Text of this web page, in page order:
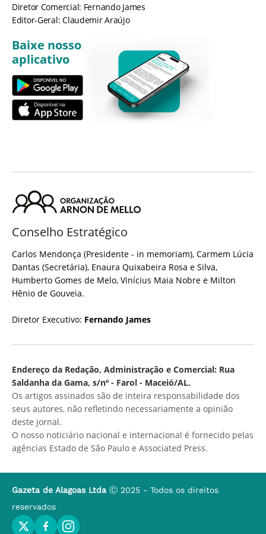
Diretor Comercial: Fernando James
Editor-Geral: Claudemir Araújo
Baixe nosso
aplicativo
Conselho Estratégico
Carlos Mendonça (Presidente - in memoriam), Carmem Lúcia
Dantas (Secretária), Enaura Quixabeira Rosa e Silva,
Humberto Gomes de Melo, Vinícius Maia Nobre e Milton
Hênio de Gouveia.
Diretor Executivo: Fernando James
Endereço da Redação, Administração e Comercial: Rua
Saldanha da Gama, s/nº - Farol - Maceió/AL.
Os artigos assinados são de inteira responsabilidade dos
seus autores, não refletindo necessariamente a opinião
deste jornal.
O nosso noticiário nacional e internacional é fornecido pelas
agências Estado de São Paulo e Associated Press.
Gazeta de Alagoas Ltda Ⓒ 2025 - Todos os direitos
reservados